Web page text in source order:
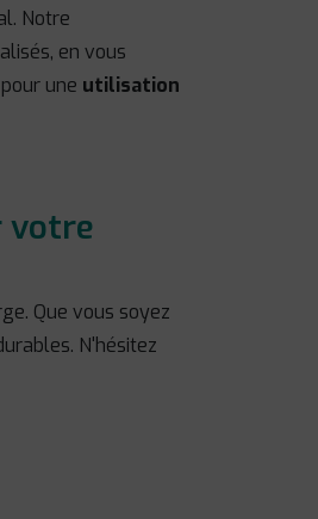
Notre
en vous
une utilisation
votre
Que vous soyez
N'hésitez